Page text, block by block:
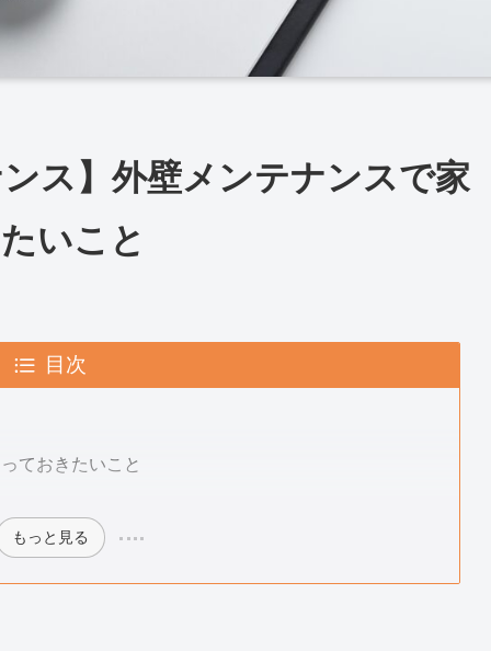
ス】外壁メンテナンスで家
いこと
目次
ておきたいこと
もっと見る